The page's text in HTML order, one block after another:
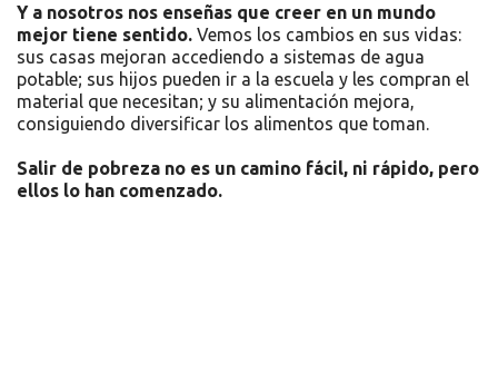
Y a nosotros nos enseñas que creer en un mundo
mejor tiene sentido. Vemos los cambios en sus vidas:
sus casas mejoran accediendo a sistemas de agua
potable; sus hijos pueden ir a la escuela y les compran el
material que necesitan; y su alimentación mejora,
consiguiendo diversificar los alimentos que toman.
Salir de pobreza no es un camino fácil, ni rápido, pero
ellos lo han comenzado.